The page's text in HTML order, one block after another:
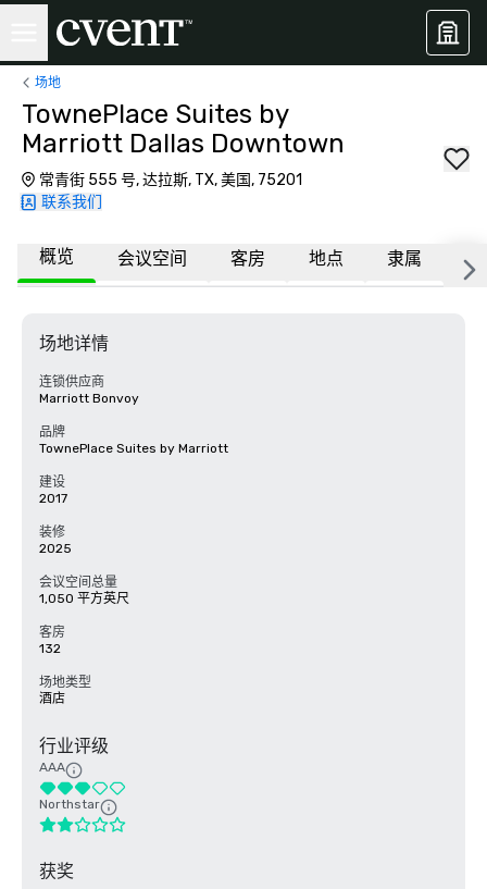
场地
TownePlace Suites by
Marriott Dallas Downtown
常青街 555 号, 达拉斯, TX, 美国, 75201
联系我们
概览 会议空间 客房 地点 隶属 更
场地详情
连锁供应商
Marriott Bonvoy
品牌
TownePlace Suites by Marriott
建设
2017
装修
2025
会议空间总量
1,050 平方英尺
客房
132
场地类型
酒店
行业评级
AAA
Northstar
获奖